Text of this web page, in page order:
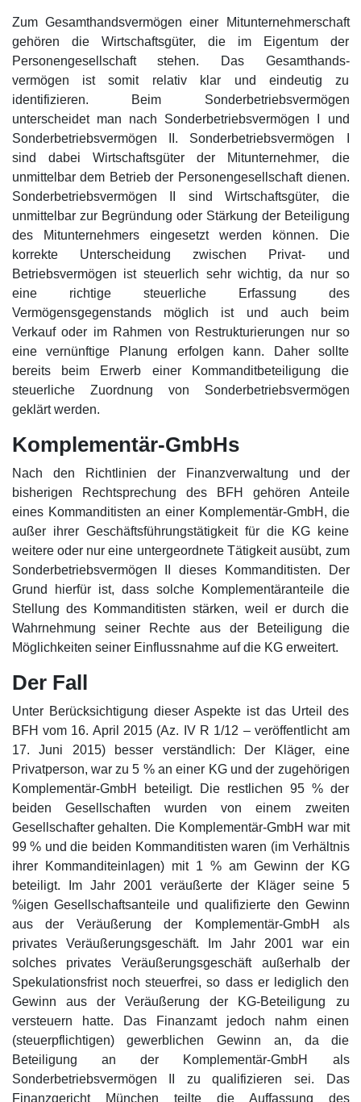
Zum Gesamthandsvermögen einer Mitunternehmerschaft
gehören die Wirtschaftsgüter, die im Eigentum der
Personengesellschaft stehen. Das Gesamthands-
vermögen ist somit relativ klar und eindeutig zu
identifizieren. Beim Sonderbetriebsvermögen
unterscheidet man nach Sonderbetriebsvermögen I und
Sonderbetriebsvermögen II. Sonderbetriebsvermögen I
sind dabei Wirtschaftsgüter der Mitunternehmer, die
unmittelbar dem Betrieb der Personengesellschaft dienen.
Sonderbetriebsvermögen II sind Wirtschaftsgüter, die
unmittelbar zur Begründung oder Stärkung der Beteiligung
des Mitunternehmers eingesetzt werden können. Die
korrekte Unterscheidung zwischen Privat- und
Betriebsvermögen ist steuerlich sehr wichtig, da nur so
eine richtige steuerliche Erfassung des
Vermögensgegenstands möglich ist und auch beim
Verkauf oder im Rahmen von Restrukturierungen nur so
eine vernünftige Planung erfolgen kann. Daher sollte
bereits beim Erwerb einer Kommanditbeteiligung die
steuerliche Zuordnung von Sonderbetriebsvermögen
geklärt werden.
Komplementär-GmbHs
Nach den Richtlinien der Finanzverwaltung und der
bisherigen Rechtsprechung des BFH gehören Anteile
eines Kommanditisten an einer Komplementär-GmbH, die
außer ihrer Geschäftsführungstätigkeit für die KG keine
weitere oder nur eine untergeordnete Tätigkeit ausübt, zum
Sonderbetriebsvermögen II dieses Kommanditisten. Der
Grund hierfür ist, dass solche Komplementäranteile die
Stellung des Kommanditisten stärken, weil er durch die
Wahrnehmung seiner Rechte aus der Beteiligung die
Möglichkeiten seiner Einflussnahme auf die KG erweitert.
Der Fall
Unter Berücksichtigung dieser Aspekte ist das Urteil des
BFH vom 16. April 2015 (Az. IV R 1/12 – veröffentlicht am
17. Juni 2015) besser verständlich: Der Kläger, eine
Privatperson, war zu 5 % an einer KG und der zugehörigen
Komplementär-GmbH beteiligt. Die restlichen 95 % der
beiden Gesellschaften wurden von einem zweiten
Gesellschafter gehalten. Die Komplementär-GmbH war mit
99 % und die beiden Kommanditisten waren (im Verhältnis
ihrer Kommanditeinlagen) mit 1 % am Gewinn der KG
beteiligt. Im Jahr 2001 veräußerte der Kläger seine 5
%igen Gesellschaftsanteile und qualifizierte den Gewinn
aus der Veräußerung der Komplementär-GmbH als
privates Veräußerungsgeschäft. Im Jahr 2001 war ein
solches privates Veräußerungsgeschäft außerhalb der
Spekulationsfrist noch steuerfrei, so dass er lediglich den
Gewinn aus der Veräußerung der KG-Beteiligung zu
versteuern hatte. Das Finanzamt jedoch nahm einen
(steuerpflichtigen) gewerblichen Gewinn an, da die
Beteiligung an der Komplementär-GmbH als
Sonderbetriebsvermögen II zu qualifizieren sei. Das
Finanzgericht München teilte die Auffassung des